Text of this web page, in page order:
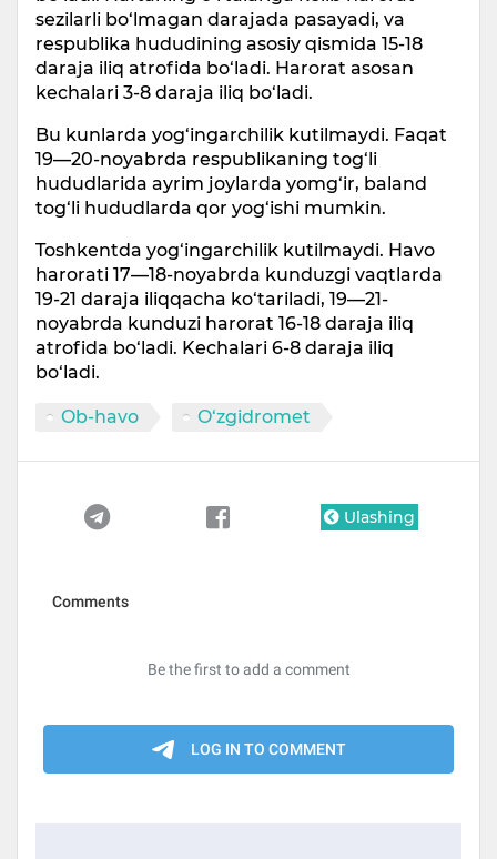
sezilarli bo‘lmagan darajada pasayadi, va
respublika hududining asosiy qismida 15-18
daraja iliq atrofida bo‘ladi. Harorat asosan
kechalari 3-8 daraja iliq bo‘ladi.
Bu kunlarda yog‘ingarchilik kutilmaydi. Faqat
19—20-noyabrda respublikaning tog‘li
hududlarida ayrim joylarda yomg‘ir, baland
tog‘li hududlarda qor yog‘ishi mumkin.
Toshkentda yog‘ingarchilik kutilmaydi. Havo
harorati 17—18-noyabrda kunduzgi vaqtlarda
19-21 daraja iliqqacha ko‘tariladi, 19—21-
noyabrda kunduzi harorat 16-18 daraja iliq
atrofida bo‘ladi. Kechalari 6-8 daraja iliq
bo‘ladi.
Ob-havo O‘zgidromet
Ulashing